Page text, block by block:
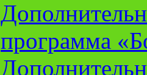
программа